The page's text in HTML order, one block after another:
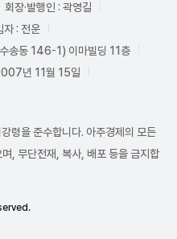
회장·발행인 : 곽영길
자 : 전운
송동 146-1) 이마빌딩 11층
년 11월 15일
령을 준수합니다. 아주경제의 모든
, 무단전재, 복사, 배포 등을 금지합